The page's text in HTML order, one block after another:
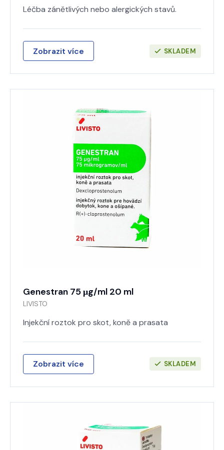
Léčba zánětlivých nebo alergických stavů.
Zobrazit více SKLADEM
Genestran 75 μg/ml 20 ml
LIVISTO
Injekční roztok pro skot, koně a prasata
Zobrazit více SKLADEM